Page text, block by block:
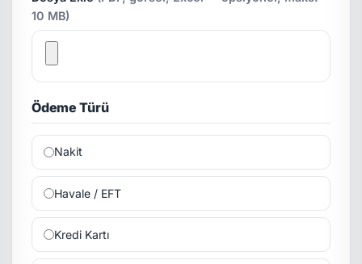
10 MB)
Ödeme Türü
Nakit
Havale / EFT
Kredi Kartı